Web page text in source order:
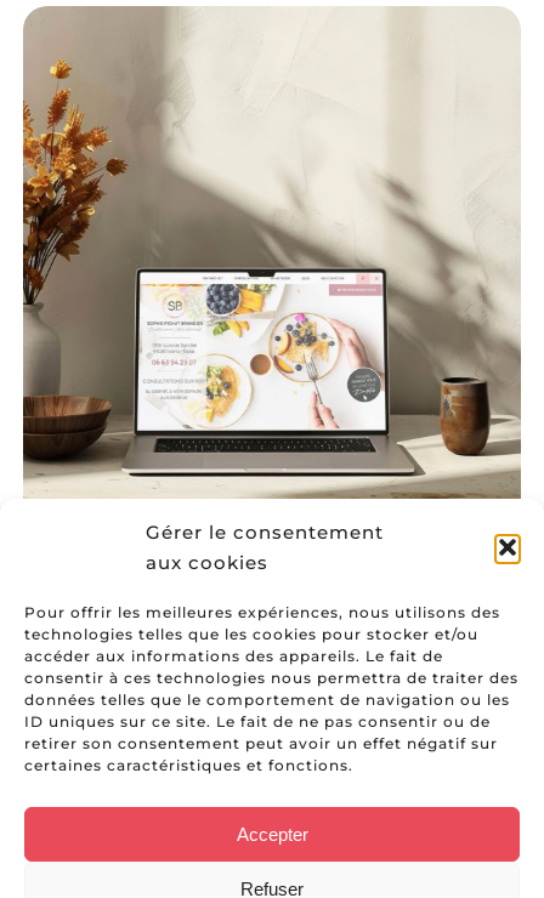
Gérer le consentement
aux cookies
Pour offrir les meilleures expériences, nous utilisons des
technologies telles que les cookies pour stocker et/ou
accéder aux informations des appareils. Le fait de
consentir à ces technologies nous permettra de traiter des
données telles que le comportement de navigation ou les
ID uniques sur ce site. Le fait de ne pas consentir ou de
retirer son consentement peut avoir un effet négatif sur
certaines caractéristiques et fonctions.
Accepter
Refuser
CONSEIL & STRATÉGIE • EDITION